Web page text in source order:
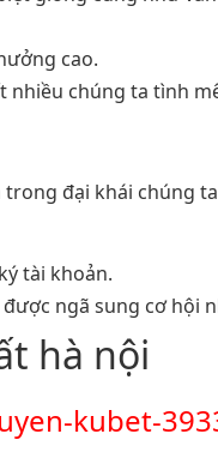
cao.
chúng ta tình
đại khái chúng
tài khoản.
ngã sung cơ hội
hà nội
kubet-